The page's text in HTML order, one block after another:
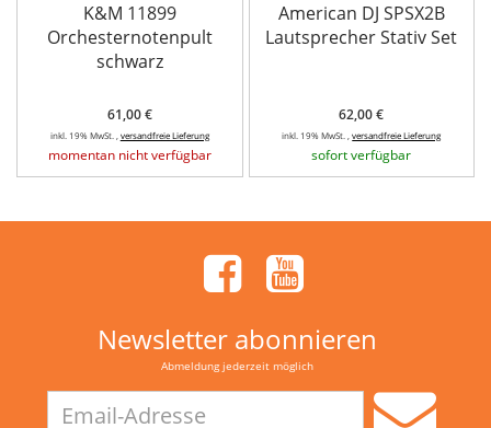
K&M 11899
Orchesternotenpult
schwarz
61,00 €
inkl. 19% MwSt. , versandfreie Lieferung
momentan nicht verfügbar
American DJ SPSX2B
Lautsprecher Stativ Set
62,00 €
inkl. 19% MwSt. ,versandfreie Lieferung
sofort verfügbar
Newsletter abonnieren
Abmeldung jederzeit möglich
Adresse